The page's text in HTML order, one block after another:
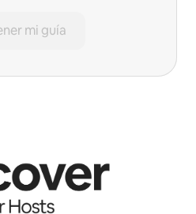
mi guía